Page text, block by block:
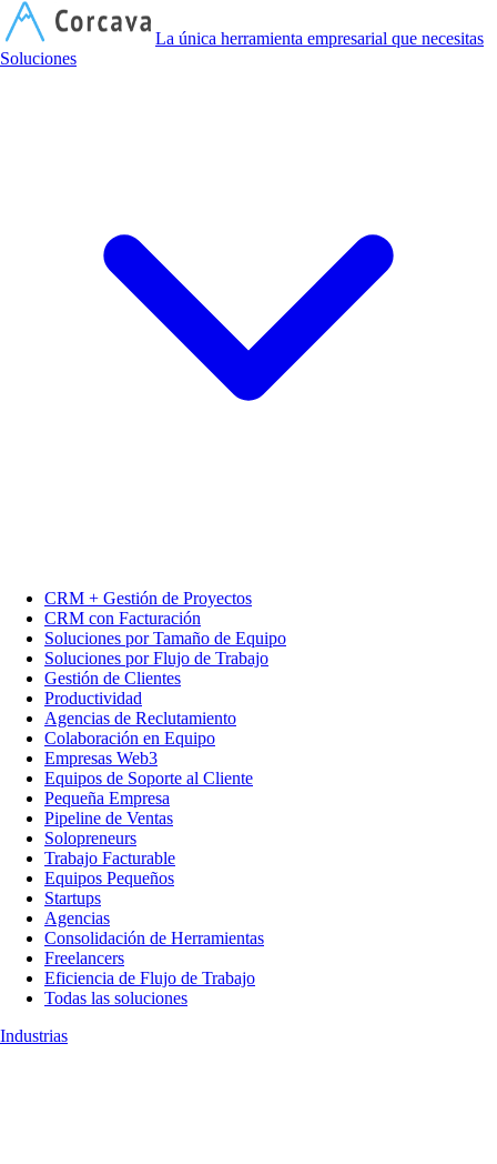
La única herramienta empresarial que necesitas
Soluciones
CRM + Gestión de Proyectos
CRM con Facturación
Soluciones por Tamaño de Equipo
Soluciones por Flujo de Trabajo
Gestión de Clientes
Productividad
Agencias de Reclutamiento
Colaboración en Equipo
Empresas Web3
Equipos de Soporte al Cliente
Pequeña Empresa
Pipeline de Ventas
Solopreneurs
Trabajo Facturable
Equipos Pequeños
Startups
Agencias
Consolidación de Herramientas
Freelancers
Eficiencia de Flujo de Trabajo
Todas las soluciones
Industrias